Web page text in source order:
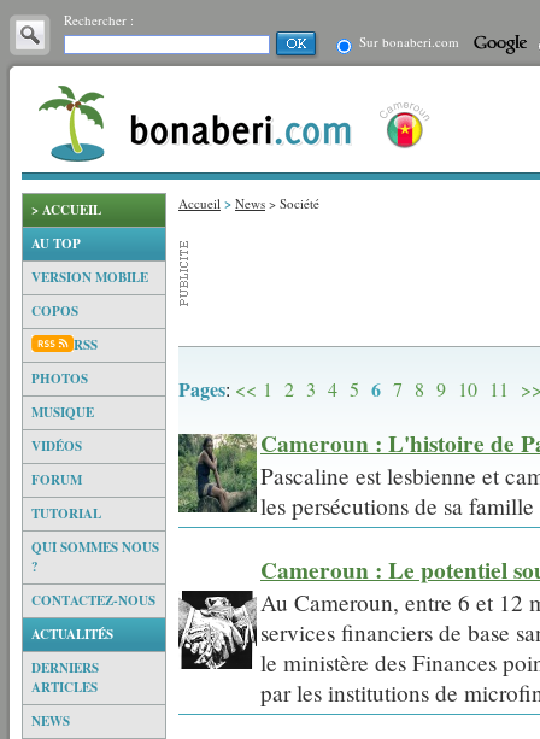
Rechercher :
Sur bonaberi.com
> ACCUEIL
AU TOP
VERSION MOBILE
COPOS
RSS
PHOTOS
MUSIQUE
VIDÉOS
FORUM
TUTORIAL
QUI SOMMES NOUS
?
CONTACTEZ-NOUS
ACTUALITÉS
DERNIERS
ARTICLES
NEWS
Accueil > News > Société
Pages: << 1 2 3 4 5 6 7 8 9 10 11
Cameroun : L'histoire de
Pascaline est lesbienne et
les persécutions de sa
Cameroun : Le potentiel
Au Cameroun, entre 6 et 12
services financiers de base
le ministère des Finances
par les institutions de